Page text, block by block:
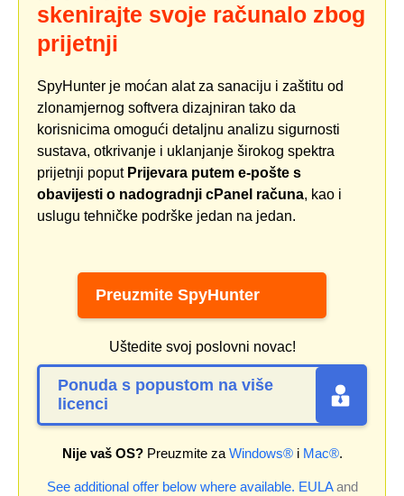
skenirajte svoje računalo zbog
prijetnji
SpyHunter je moćan alat za sanaciju i zaštitu od
zlonamjernog softvera dizajniran tako da
korisnicima omogući detaljnu analizu sigurnosti
sustava, otkrivanje i uklanjanje širokog spektra
prijetnji poput Prijevara putem e-pošte s
obavijesti o nadogradnji cPanel računa, kao i
uslugu tehničke podrške jedan na jedan.
Preuzmite SpyHunter
Uštedite svoj poslovni novac!
Ponuda s popustom na više
licenci
Nije vaš OS?Preuzmite za Windows®i Mac®.
See additional offer below where available. EULAand